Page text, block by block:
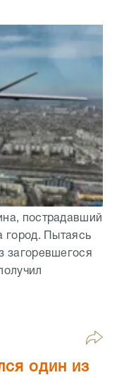
пострадавший
город. Пытаясь
загоревшегося
один из